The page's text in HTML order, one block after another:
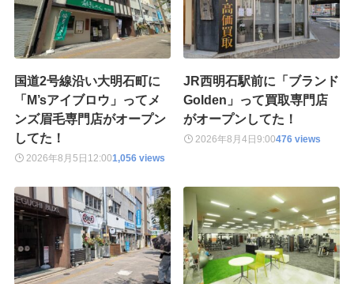
国道2号線沿い大明石町に
「M’sアイブロウ」ってメ
ンズ眉毛専門店がオープン
してた！
2026年8月5日 12:001,056 views
JR西明石駅前に「ブランド
Golden」って買取専門店
がオープンしてた！
2026年8月4日9:00476 views